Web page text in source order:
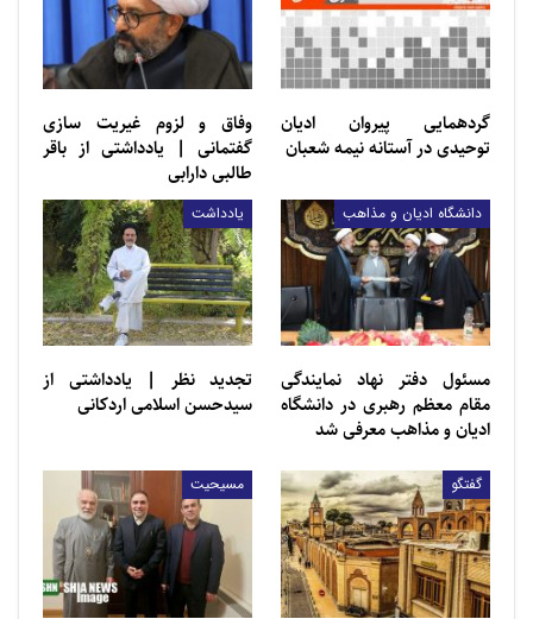
با همه تلاش ها برای اقدامات جعلی رژیم صهیونیستی
برای سرپوش گذاشتن بر جرایم وحشیانه خود به مقابله
برخیزند.
گردهمایی پیروان ادیان
توحیدی در آستانه نیمه شعبان
وفاق و لزوم غیریت سازی
گفتمانی | یادداشتی از باقر
طالبی دارابی
دانشگاه ادیان و مذاهب
مسئول دفتر نهاد نمایندگی
مقام معظم رهبری در دانشگاه
ادیان و مذاهب معرفی شد
یادداشت
تجديد ‌‌نظر | یادداشتی از
سيدحسن اسلامی اردكانی
گفتگو مسیحیت